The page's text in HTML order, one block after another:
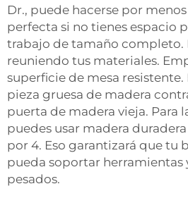
Dr., puede hacerse por
perfecta si no tienes espacio
trabajo de tamaño completo.
reuniendo tus materiales.
superficie de mesa resistente.
pieza gruesa de madera
puerta de madera vieja. Para
puedes usar madera
por 4. Eso garantizará que tu
pueda soportar herramientas
pesados.